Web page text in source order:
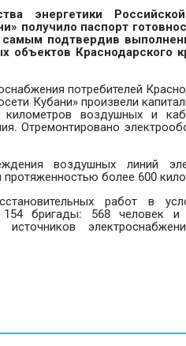
энергетики
получило паспорт
подтвердив
объектов Краснодарского
потребителей
Кубани» произвели
воздушных и
Отремонтировано
воздушных линий
более 600
работ в
154 бригады: 568 человек